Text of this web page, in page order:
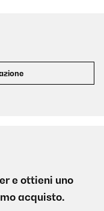
e ottieni uno
acquisto.